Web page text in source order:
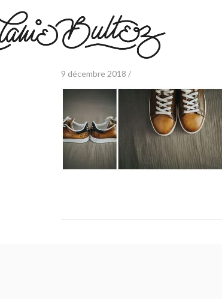
9 décembre 2018 /